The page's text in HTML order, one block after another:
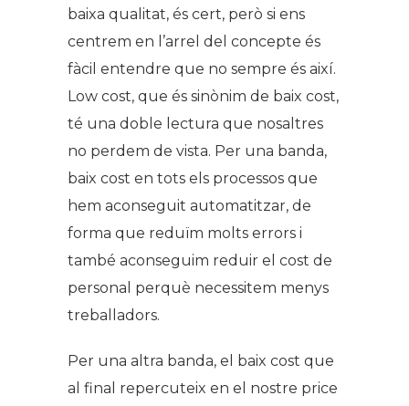
baixa qualitat, és cert, però si ens
centrem en l’arrel del concepte és
fàcil entendre que no sempre és així.
Low cost, que és sinònim de baix cost,
té una doble lectura que nosaltres
no perdem de vista. Per una banda,
baix cost en tots els processos que
hem aconseguit automatitzar, de
forma que reduïm molts errors i
també aconseguim reduir el cost de
personal perquè necessitem menys
treballadors.
Per una altra banda, el baix cost que
al final repercuteix en el nostre price